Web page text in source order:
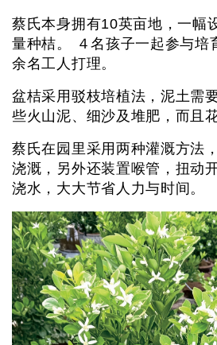
蔡氏本身拥有10英亩地，一幅
量种桔。 ４名孩子一起参与培
余名工人打理。
盆桔采用驳枝培植法，泥土需
些火山泥、细沙及堆肥，而且
蔡氏在园里采用两种灌溉方法
浇溉，另外还装置喉管，扭动
浇水，大大节省人力与时间。